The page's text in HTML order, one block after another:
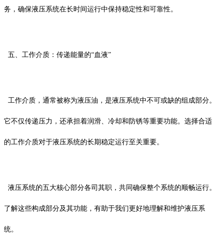
务，确保液压系统在长时间运行中保持稳定性和可靠性。
五、工作介质：传递能量的“血液”
工作介质，通常被称为液压油，是液压系统中不可或缺的组成部分。
它不仅传递压力，还承担着润滑、冷却和防锈等重要功能。选择合适
的工作介质对于液压系统的长期稳定运行至关重要。
液压系统的五大核心部分各司其职，共同确保整个系统的顺畅运行。
了解这些构成部分及其功能，有助于我们更好地理解和维护液压系
统。